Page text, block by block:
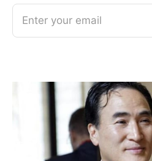
Enter your email